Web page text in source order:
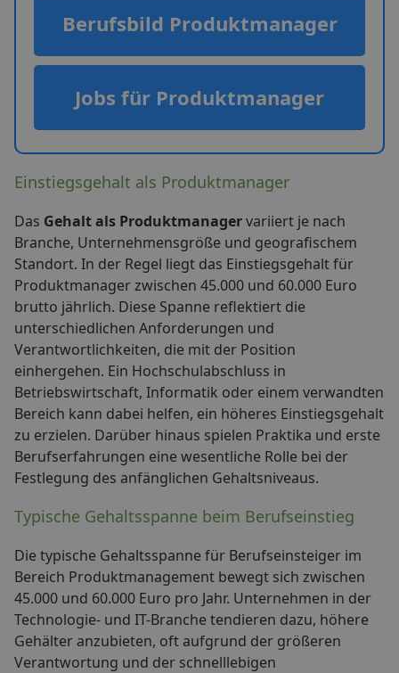
Berufsbild Produktmanager
Jobs für Produktmanager
Einstiegsgehalt als Produktmanager
Das Gehalt als Produktmanagervariiert je nach
Branche, Unternehmensgröße und geografischem
Standort. In der Regel liegt das Einstiegsgehalt für
Produktmanager zwischen 45.000 und 60.000 Euro
brutto jährlich. Diese Spanne reflektiert die
unterschiedlichen Anforderungen und
Verantwortlichkeiten, die mit der Position
einhergehen. Ein Hochschulabschluss in
Betriebswirtschaft, Informatik oder einem verwandten
Bereich kann dabei helfen, ein höheres Einstiegsgehalt
zu erzielen. Darüber hinaus spielen Praktika und erste
Berufserfahrungen eine wesentliche Rolle bei der
Festlegung des anfänglichen Gehaltsniveaus.
Typische Gehaltsspanne beim Berufseinstieg
Die typische Gehaltsspanne für Berufseinsteiger im
Bereich Produktmanagement bewegt sich zwischen
45.000 und 60.000 Euro pro Jahr. Unternehmen in der
Technologie- und IT-Branche tendieren dazu, höhere
Gehälter anzubieten, oft aufgrund der größeren
Verantwortung und der schnelllebigen